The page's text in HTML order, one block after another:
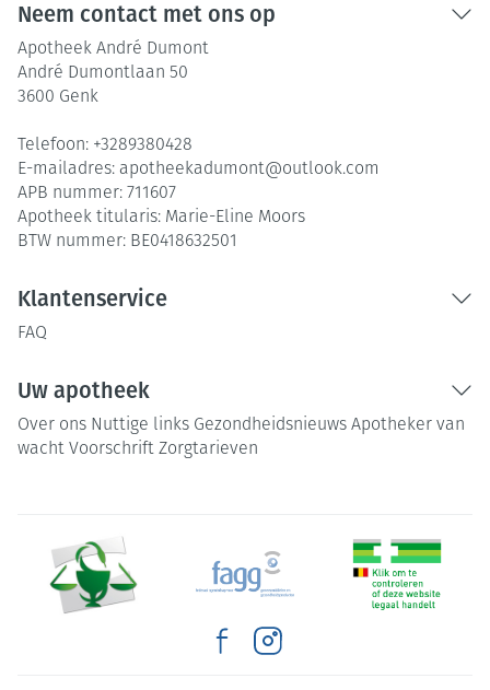
Neem contact met ons op
Apotheek André Dumont
André Dumontlaan 50
3600 Genk
Telefoon: +3289380428
E-mailadres: apotheekadumont@outlook.com
APB nummer: 711607
Apotheek titularis: Marie-Eline Moors
BTW nummer: BE0418632501
Klantenservice
FAQ
Uw apotheek
Over ons Nuttige links Gezondheidsnieuws Apotheker van
wacht Voorschrift Zorgtarieven